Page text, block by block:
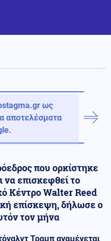
ως
αποτελέσματα
που ορκίστηκε
να επισκεφθεί το
Κέντρο Walter Reed
επίσκεψη, δήλωσε ο
τον μήνα
Τραμπ αναμένεται